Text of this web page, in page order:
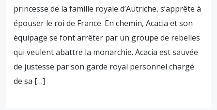
princesse de la famille royale d’Autriche, s’apprête à
épouser le roi de France. En chemin, Acacia et son
équipage se font arrêter par un groupe de rebelles
qui veulent abattre la monarchie. Acacia est sauvée
de justesse par son garde royal personnel chargé
de sa […]